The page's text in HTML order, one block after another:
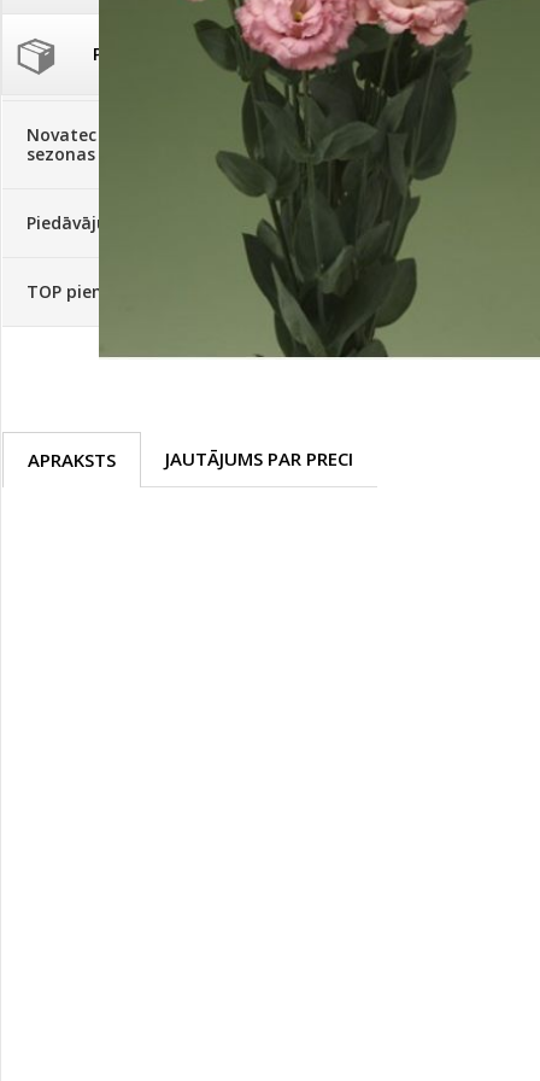
Palīglīdzekļi augu audzēšanai(72)
Klientu Diena
Novatec - izcils mēslošanai arī
sezonas otrajā pusē!
Piedāvājums ābeļdārziem
TOP piemājas dārzam 2024
APRAKSTS JAUTĀJUMS PAR PRECI